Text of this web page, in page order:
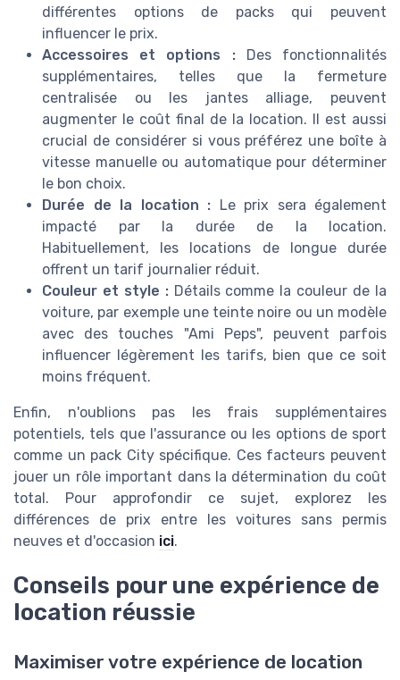
différentes options de packs qui peuvent
influencer le prix.
Accessoires et options :Des fonctionnalités
supplémentaires, telles que la fermeture
centralisée ou les jantes alliage, peuvent
augmenter le coût final de la location. Il est aussi
crucial de considérer si vous préférez une boîte à
vitesse manuelle ou automatique pour déterminer
le bon choix.
Durée de la location : Le prix sera également
impacté par la durée de la location.
Habituellement, les locations de longue durée
offrent un tarif journalier réduit.
Couleur et style :Détails comme la couleur de la
voiture, par exemple une teinte noire ou un modèle
avec des touches "Ami Peps", peuvent parfois
influencer légèrement les tarifs, bien que ce soit
moins fréquent.
Enfin, n'oublions pas les frais supplémentaires
potentiels, tels que l'assurance ou les options de sport
comme un pack City spécifique. Ces facteurs peuvent
jouer un rôle important dans la détermination du coût
total. Pour approfondir ce sujet, explorez les
différences de prix entre les voitures sans permis
neuves et d'occasion ici.
Conseils pour une expérience de
location réussie
Maximiser votre expérience de location